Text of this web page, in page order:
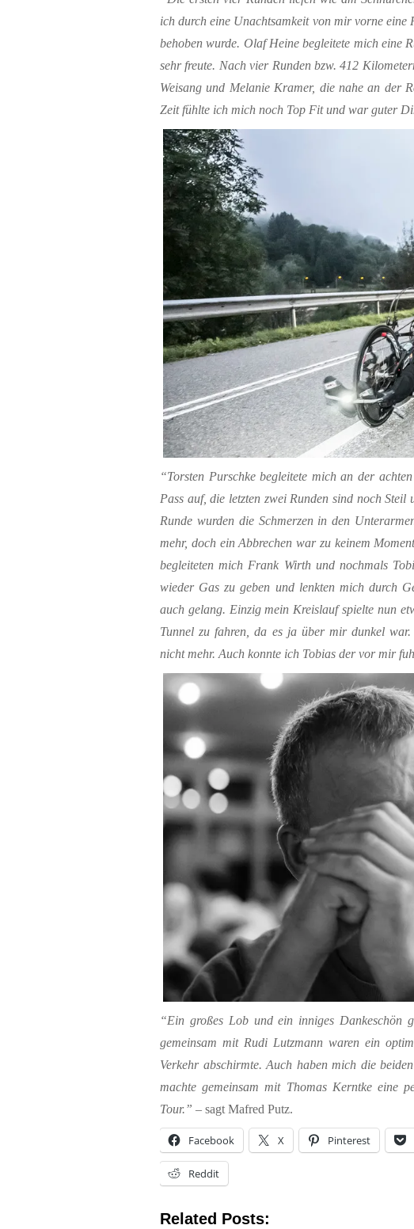
ich durch eine Unachtsamkeit von mir vorne eine
behoben wurde. Olaf Heine begleitete mich eine
sehr freute. Nach vier Runden bzw. 412
Weisang und Melanie Kramer, die nahe an der
Zeit fühlte ich mich noch Top Fit und war guter
“Torsten Purschke begleitete mich an der
Pass auf, die letzten zwei Runden sind noch
Runde wurden die Schmerzen in den
mehr, doch ein Abbrechen war zu keinem
begleiteten mich Frank Wirth und nochmals
wieder Gas zu geben und lenkten mich durch
auch gelang. Einzig mein Kreislauf spielte nun
Tunnel zu fahren, da es ja über mir dunkel
nicht mehr. Auch konnte ich Tobias der vor mir
“Ein großes Lob und ein inniges Dankeschön
gemeinsam mit Rudi Lutzmann waren ein
Verkehr abschirmte. Auch haben mich die
machte gemeinsam mit Thomas Kerntke eine
Tour.” – sagt Mafred Putz.
Facebook X Pinterest
Reddit
Related Posts: